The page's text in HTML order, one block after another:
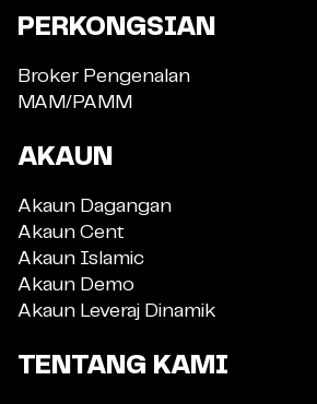
PERKONGSIAN
Broker Pengenalan
MAM/PAMM
AKAUN
Akaun Dagangan
Akaun Cent
Akaun Islamic
Akaun Demo
Akaun Leveraj Dinamik
TENTANG KAMI